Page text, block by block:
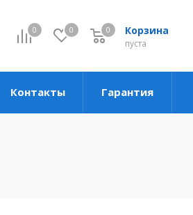
0 0 Корзина
пуста
0
Контакты Гарантия